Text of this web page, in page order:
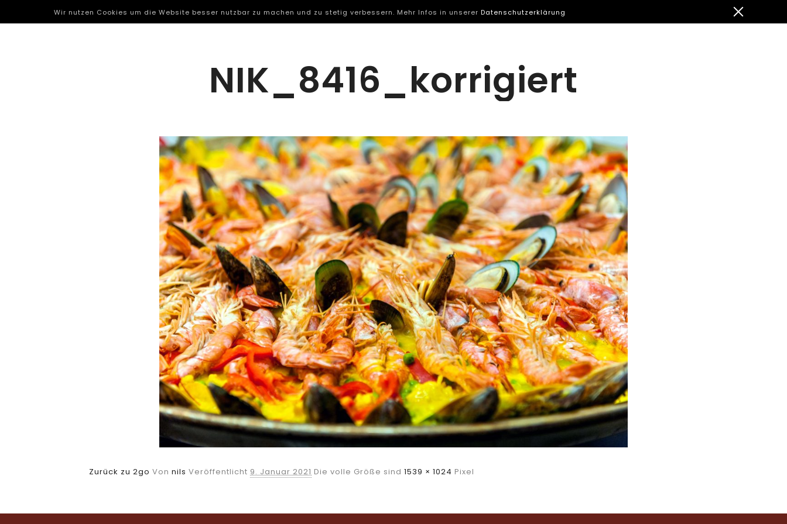
NIK_8416_korrigiert
Zurück zu 2go Von nils Veröffentlicht 9. Januar 2021 Die volle Größe sind 1539 × 1024 Pixel
Wir nutzen Cookies um die Website besser nutzbar zu machen und zu stetig verbessern. Mehr Infos in unserer Datenschutzerklärung